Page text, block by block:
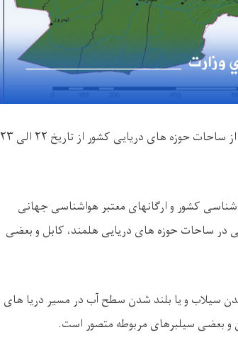
ساحات حوزه های دریایی کشور از تاریخ ۲۲ الی۲۳
کشور و ارگانهای معتبر هواشناسی جهانی
در ساحات حوزه های دریایی هلمند، کابل و بعضی
سیلاب و یا بلند شدن سطح آب در مسیر دریا های
و بعضی سیلبرهای مربوطه متصور است.